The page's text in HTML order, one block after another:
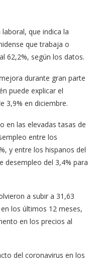
que indica la
que trabaja o
62,2%, según los datos.
durante gran parte
puede explicar el
3,9% en diciembre.
en las elevadas tasas de
entre los
y entre los hispanos del
desempleo del 3,4% para
a subir a 31,63
los últimos 12 meses,
en los precios al
del coronavirus en los